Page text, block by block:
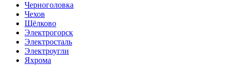
Черноголовка
Чехов
Щёлково
Электрогорск
Электросталь
Электроугли
Яхрома